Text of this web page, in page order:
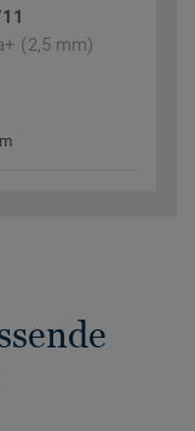
(2,5 mm)